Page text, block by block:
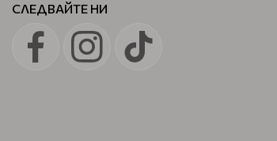
СЛЕДВАЙТЕ НИ